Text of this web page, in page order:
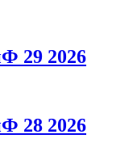
29 2026
28 2026